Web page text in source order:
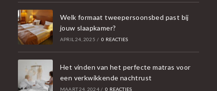
Welk formaat tweepersoonsbed past bij
jouw slaapkamer?
APRIL 24, 2025 / 0 REACTIES
Het vinden van het perfecte matras voor
een verkwikkende nachtrust
MAART 24, 2024 / 0 REACTIES